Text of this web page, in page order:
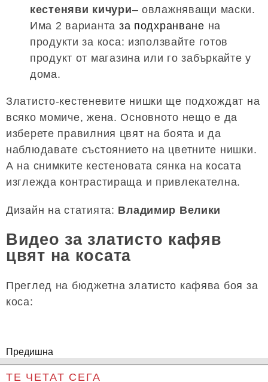
кестеняви кичури– овлажняващи маски.
Има 2 варианта за подхранване на
продукти за коса: използвайте готов
продукт от магазина или го забъркайте у
дома.
Златисто-кестеневите нишки ще подхождат на
всяко момиче, жена. Основното нещо е да
изберете правилния цвят на боята и да
наблюдавате състоянието на цветните нишки.
А на снимките кестеновата сянка на косата
изглежда контрастираща и привлекателна.
Дизайн на статията: Владимир Велики
Видео за златисто кафяв
цвят на косата
Преглед на бюджетна златисто кафява боя за
коса:
Предишна
ТЕ ЧЕТАТ СЕГА